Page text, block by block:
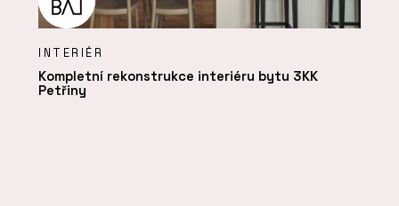
INTERIÉR
Kompletní rekonstrukce interiéru bytu 3KK
Petřiny